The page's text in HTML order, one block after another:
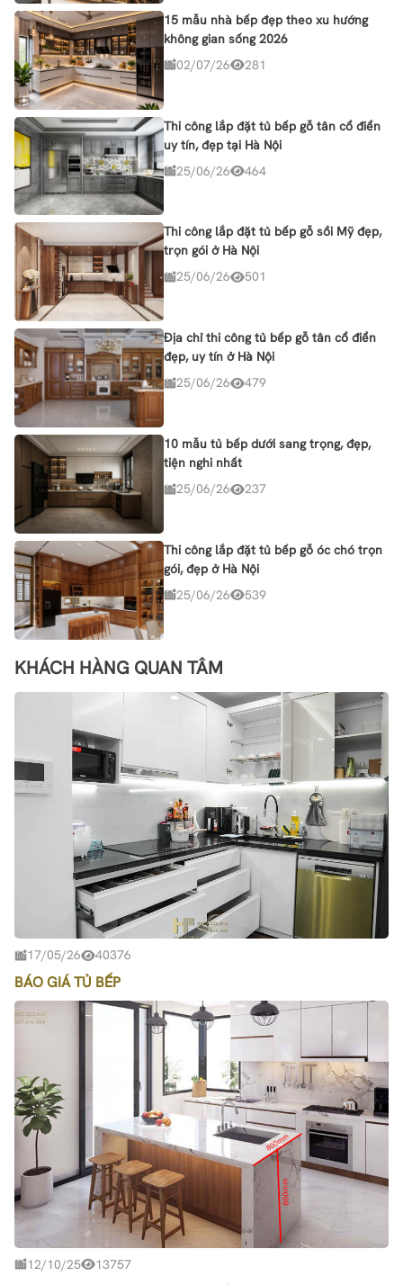
15 mẫu nhà bếp đẹp theo xu hướng
không gian sống 2026
02/07/26
281
Thi công lắp đặt tủ bếp gỗ tân cổ điển
uy tín, đẹp tại Hà Nội
25/06/26
464
Thi công lắp đặt tủ bếp gỗ sồi Mỹ đẹp,
trọn gói ở Hà Nội
25/06/26
501
Địa chỉ thi công tủ bếp gỗ tân cổ điển
đẹp, uy tín ở Hà Nội
25/06/26
479
10 mẫu tủ bếp dưới sang trọng, đẹp,
tiện nghi nhất
25/06/26
237
Thi công lắp đặt tủ bếp gỗ óc chó trọn
gói, đẹp ở Hà Nội
25/06/26
539
KHÁCH HÀNG QUAN TÂM
17/05/26 40376
BÁO GIÁ TỦ BẾP
12/10/25 13757